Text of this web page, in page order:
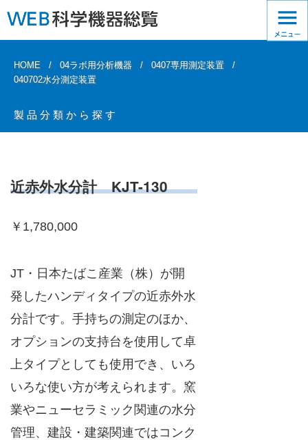
HOME 04ラボ用分析機器
0407専用測定装置
040702水分測定装置
製品分類から探す
近赤外水分計 KJT-130
￥1,780,000
JT・日本たばこ産業（株）が開
発したハンディタイプの近赤外水
分計です。手持ちの測定のほか、
オプションの支持台を使用して卓
上タイプとしても使用でき、いろ
いろな使い方が考えられます。窯
業やニューセラミック関連の水分
管理、建設・建築関連ではコンク